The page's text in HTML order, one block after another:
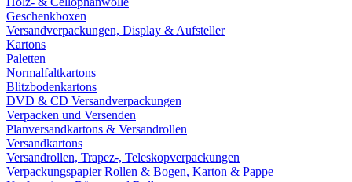
Geschenkboxen
Versandverpackungen, Display & Aufsteller
Kartons
Paletten
Normalfaltkartons
Blitzbodenkartons
DVD & CD Versandverpackungen
Verpacken und Versenden
Planversandkartons & Versandrollen
Versandkartons
Versandrollen, Trapez-, Teleskopverpackungen
Verpackungspapier Rollen & Bogen, Karton & Pappe